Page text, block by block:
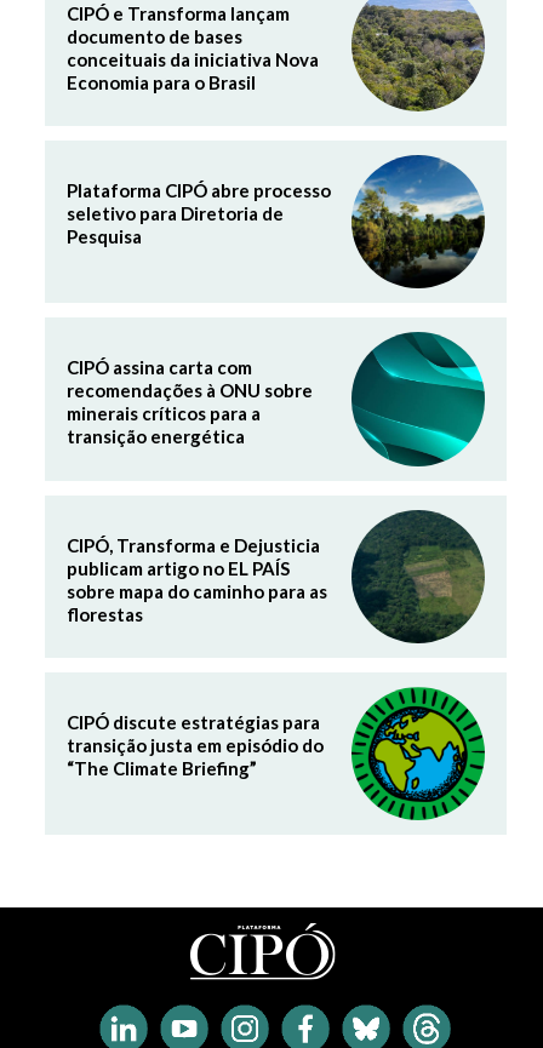
CIPÓ e Transforma lançam
documento de bases
conceituais da iniciativa Nova
Economia para o Brasil
Plataforma CIPÓ abre processo
seletivo para Diretoria de
Pesquisa
CIPÓ assina carta com
recomendações à ONU sobre
minerais críticos para a
transição energética
CIPÓ, Transforma e Dejusticia
publicam artigo no EL PAÍS
sobre mapa do caminho para as
florestas
CIPÓ discute estratégias para
transição justa em episódio do
“The Climate Briefing”